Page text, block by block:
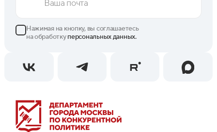
Нажимая на кнопку, вы соглашаетесь
на обработкуперсональных данных.